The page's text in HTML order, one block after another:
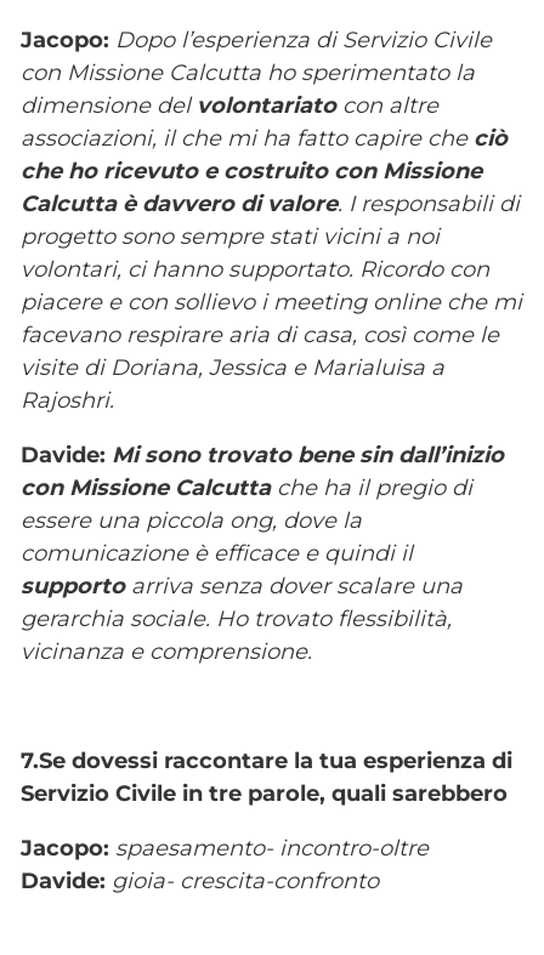
Jacopo: Dopo l’esperienza di Servizio Civile
con Missione Calcutta ho sperimentato la
dimensione del volontariatocon altre
associazioni, il che mi ha fatto capire che ciò
che ho ricevuto e costruito con Missione
Calcutta è davvero di valore. I responsabili di
progetto sono sempre stati vicini a noi
volontari, ci hanno supportato. Ricordo con
piacere e con sollievo i meeting online che mi
facevano respirare aria di casa, così come le
visite di Doriana, Jessica e Marialuisa a
Rajoshri.
Davide: Mi sono trovato bene sin dall’inizio
con Missione Calcuttache ha il pregio di
essere una piccola ong, dove la
comunicazione è efficace e quindi il
supportoarriva senza dover scalare una
gerarchia sociale. Ho trovato flessibilità,
vicinanza e comprensione.
7.Se dovessi raccontare la tua esperienza di
Servizio Civile in tre parole, quali sarebbero
Jacopo: spaesamento- incontro-oltre
Davide: gioia- crescita-confronto